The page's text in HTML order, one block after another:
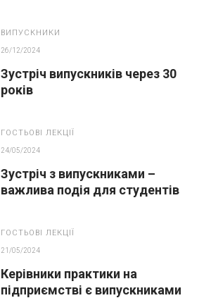
ВИПУСКНИКИ
26/12/2024
Зустріч випускників через 30
років
ГОСТЬОВІ ЛЕКЦІЇ
24/05/2024
Зустріч з випускниками –
важлива подія для студентів
ГОСТЬОВІ ЛЕКЦІЇ
21/05/2024
Керівники практики на
підприємстві є випускниками